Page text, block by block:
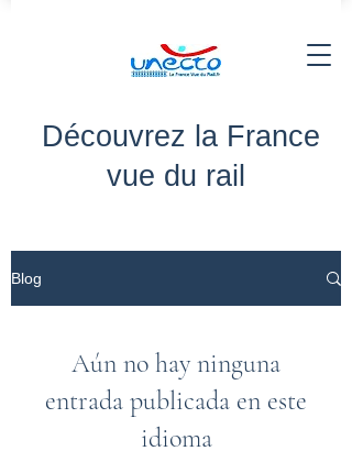
Découvrez la France
vue du rail
Blog
Aún no hay ninguna
entrada publicada en este
idioma